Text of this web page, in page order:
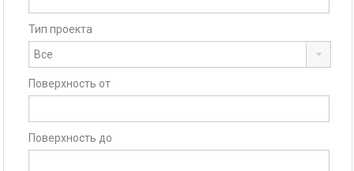
Тип проекта
Поверхность от
Поверхность до